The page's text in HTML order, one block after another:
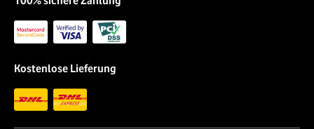
Kostenlose Lieferung